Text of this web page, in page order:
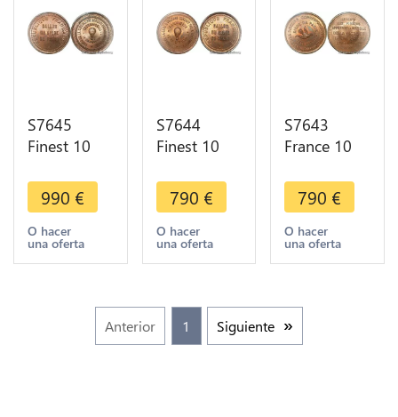
S7645
Finest 10
Balloon
Essai Siège
Paris Toicelli
1870 PCGS
990 €
O hacer
una oferta
S7644
Finest 10
Balloon
Essai Siège
Paris
Archimede
790 €
O hacer
una oferta
S7643
France 10
Balloon
Essai Siège
Paris Flor-
850 1870
790 €
O hacer
una oferta
Anterior 1 Siguiente